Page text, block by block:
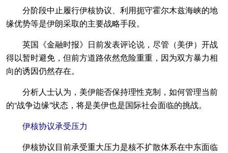
分阶段中止履行伊核协议、利用扼守霍尔木兹海峡的地
缘优势等是伊朗采取的主要战略手段。
英国《金融时报》日前发表评论说，尽管（美伊）开战
得以暂时避免，但前方道路依然危险重重，因为双方暴力相
向的诱因仍然存在。
分析人士认为，美伊能否保持理性克制，如何管理当前
的“战争边缘”状态，将是美伊也是国际社会面临的挑战。
伊核协议承受压力
伊核协议目前承受重大压力是核不扩散体系在中东面临